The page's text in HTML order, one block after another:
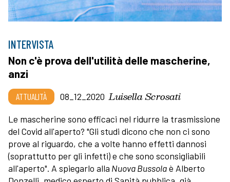
INTERVISTA
Non c'è prova dell'utilità delle mascherine,
anzi
ATTUALITÀ 08_12_2020 Luisella Scrosati
Le mascherine sono efficaci nel ridurre la trasmissione
del Covid all'aperto? "Gli studi dicono che non ci sono
prove al riguardo, che a volte hanno effetti dannosi
(soprattutto per gli infetti) e che sono sconsigliabili
all'aperto". A spiegarlo alla Nuova Bussolaè Alberto